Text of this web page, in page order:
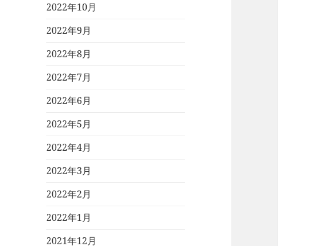
2022年10月
2022年9月
2022年8月
2022年7月
2022年6月
2022年5月
2022年4月
2022年3月
2022年2月
2022年1月
2021年12月